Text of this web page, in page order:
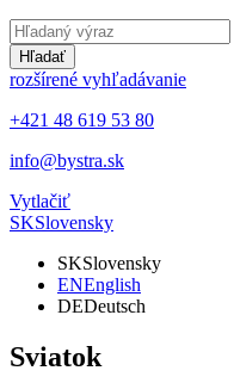
Hľadať
rozšírené vyhľadávanie
+421 48 619 53 80
info@bystra.sk
Vytlačiť
SKSlovensky
SKSlovensky
ENEnglish
DEDeutsch
Sviatok